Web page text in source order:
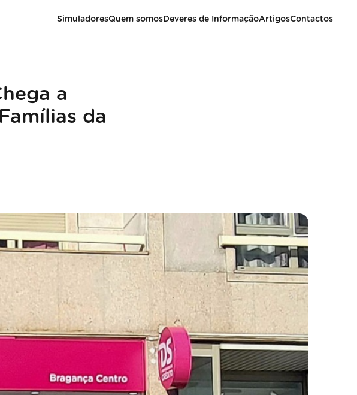
SimuladoresQuem somosDeveres de InformaçãoArtigosContactos
a
da